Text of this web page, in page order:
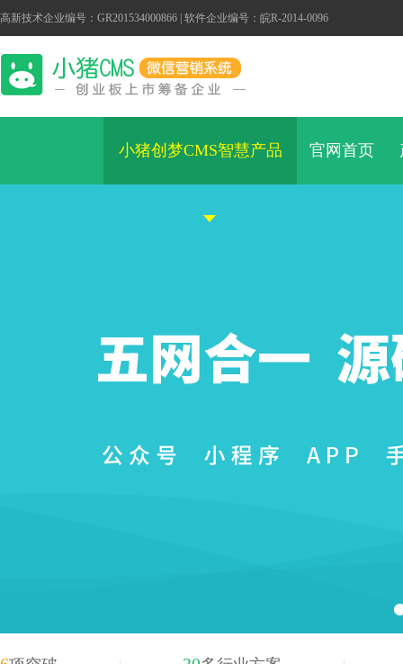
高新技术企业编号：GR201534000866 | 软件企业编号：皖R-2014-0096
小猪创梦CMS智慧产品 官网首页